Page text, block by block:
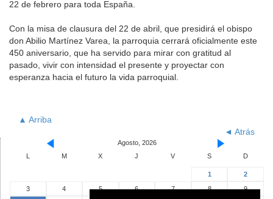
22 de febrero para toda España.
Con la misa de clausura del 22 de abril, que presidirá el obispo
don Abilio Martínez Varea, la parroquia cerrará oficialmente este
450 aniversario, que ha servido para mirar con gratitud al
pasado, vivir con intensidad el presente y proyectar con
esperanza hacia el futuro la vida parroquial.
▲ Arriba
◄ Atrás
Agosto, 2026
L
M X J V S D
1
2
3
4 5 6 7 8
9